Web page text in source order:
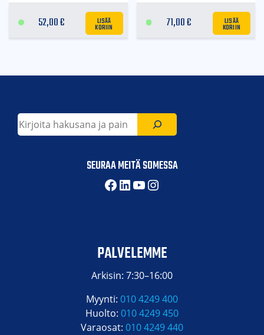
52,00€ LISÄÄ
KORIIN 71,00€ LISÄÄ
KORIIN
Etsi
SEURAA MEITÄ SOMESSA
Facebook
LinkedIn
YouTube
Instagram
PALVELEMME
Arkisin: 7:30–16:00
Myynti: 010 4249 400
Huolto: 010 4249 450
Varaosat: 010 4249 440